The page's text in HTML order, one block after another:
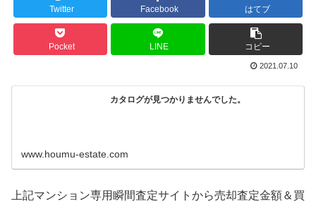
Twitter Facebook はてブ
Pocket LINE コピー
2021.07.10
カタログが見つかりませんでした。
www.houmu-estate.com
上記マンション専用瞬間査定サイトから売却査定金額＆買